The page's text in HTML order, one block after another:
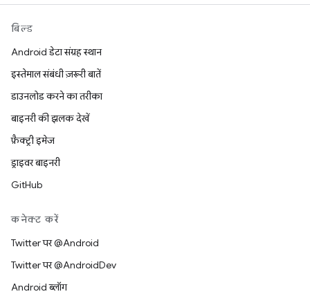
बिल्ड
Android डेटा संग्रह स्थान
इस्तेमाल संबंधी ज़रूरी बातें
डाउनलोड करने का तरीका
बाइनरी की झलक देखें
फ़ैक्ट्री इमेज
ड्राइवर बाइनरी
GitHub
कनेक्ट करें
Twitter पर @Android
Twitter पर @AndroidDev
Android ब्लॉग